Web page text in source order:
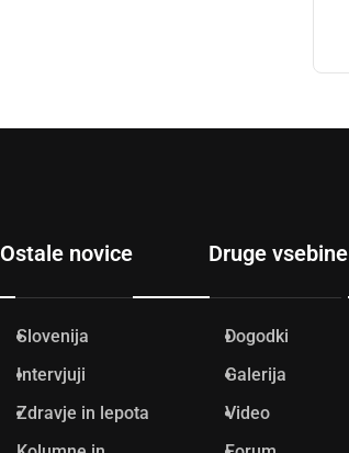
Ostale novice
Slovenija
Intervjuji
Zdravje in lepota
Druge vsebine
Dogodki
Galerija
Video